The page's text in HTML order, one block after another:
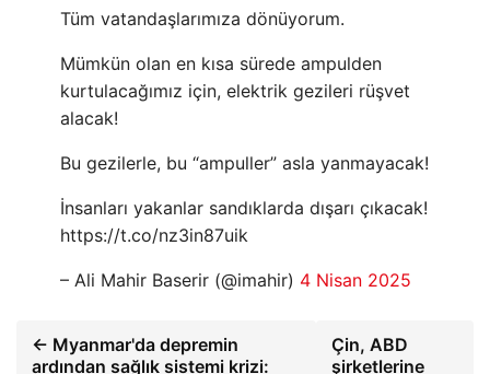
Tüm vatandaşlarımıza dönüyorum.
Mümkün olan en kısa sürede ampulden
kurtulacağımız için, elektrik gezileri rüşvet
alacak!
Bu gezilerle, bu “ampuller” asla yanmayacak!
İnsanları yakanlar sandıklarda dışarı çıkacak!
https://t.co/nz3in87uik
– Ali Mahir Baserir (@imahir) 4 Nisan 2025
← Myanmar'da depremin
ardından sağlık sistemi krizi:
Çin, ABD
şirketlerine